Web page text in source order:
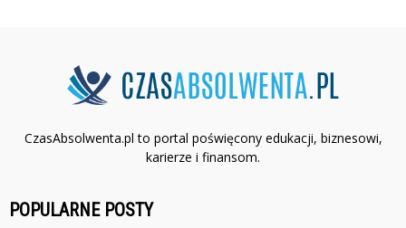
CzasAbsolwenta.pl to portal poświęcony edukacji, biznesowi,
karierze i finansom.
POPULARNE POSTY